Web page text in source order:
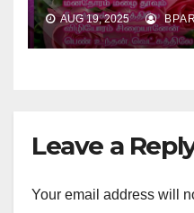
AUG 19, 2025
Leave a
Your email address will